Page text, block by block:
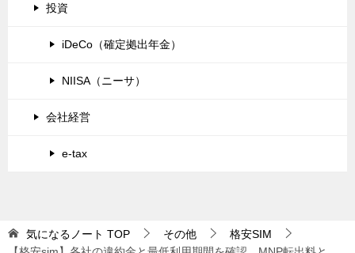
投資
iDeCo（確定拠出年金）
NIISA（ニーサ）
会社経営
e-tax
気になるノート TOP その他
格安SIM